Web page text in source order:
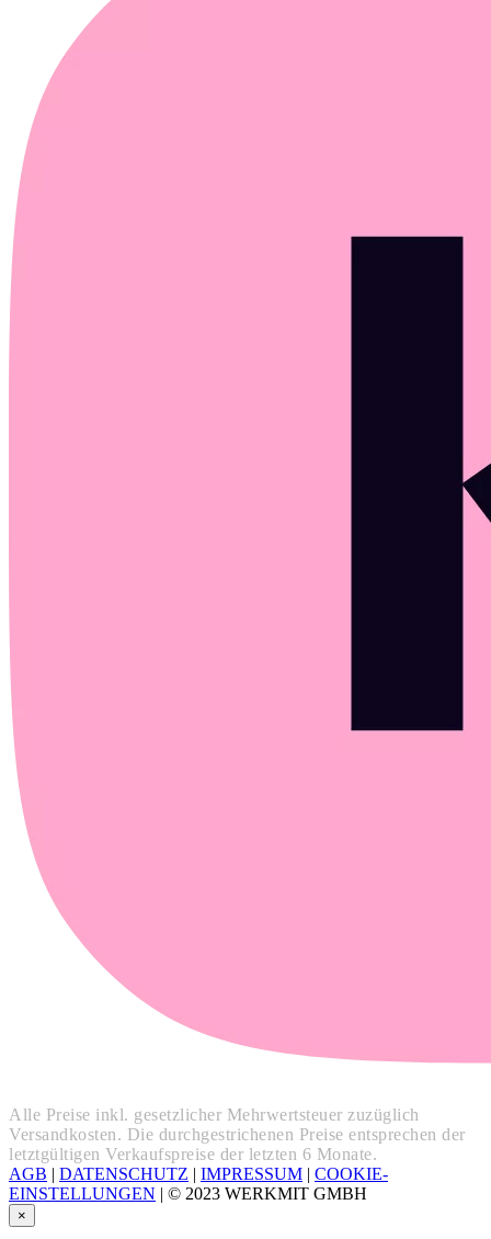
Alle Preise inkl. gesetzlicher Mehrwertsteuer zuzüglich
Versandkosten. Die durchgestrichenen Preise entsprechen der
letztgültigen Verkaufspreise der letzten 6 Monate.
AGB | DATENSCHUTZ | IMPRESSUM | COOKIE-
EINSTELLUNGEN | © 2023 WERKMIT GMBH
×